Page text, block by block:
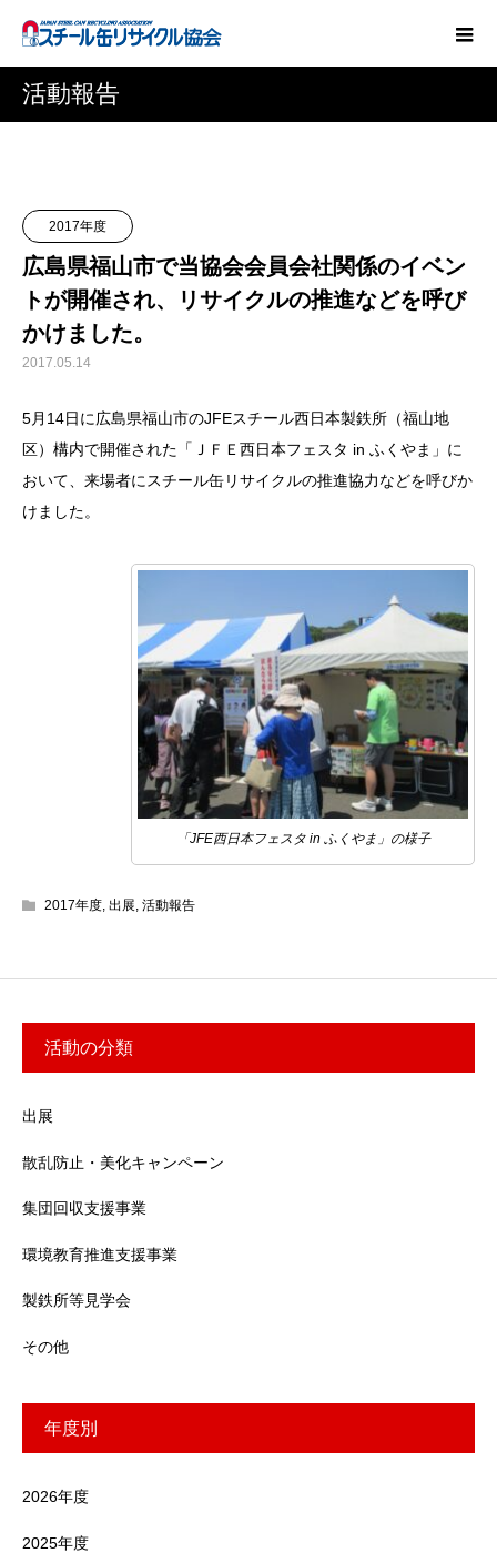
活動報告
2017年度
広島県福山市で当協会会員会社関係のイベン
トが開催され、リサイクルの推進などを呼び
かけました。
2017.05.14
5月14日に広島県福山市のJFEスチール西日本製鉄所（福山地
区）構内で開催された「ＪＦＥ西日本フェスタ in ふくやま」に
おいて、来場者にスチール缶リサイクルの推進協力などを呼びか
けました。
「JFE西日本フェスタ in ふくやま」の様子
2017年度 出展 活動報告
活動の分類
出展
散乱防止・美化キャンペーン
集団回収支援事業
環境教育推進支援事業
製鉄所等見学会
その他
年度別
2026年度
2025年度